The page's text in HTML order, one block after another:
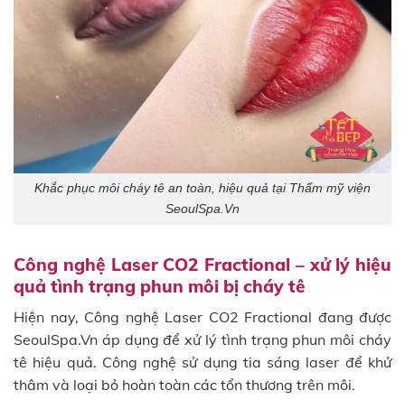
Khắc phục môi cháy tê an toàn, hiệu quả tại Thẩm mỹ viện
SeoulSpa.Vn
Công nghệ Laser CO2 Fractional – xử lý hiệu
quả tình trạng phun môi bị cháy tê
Hiện nay, Công nghệ Laser CO2 Fractional đang được
SeoulSpa.Vn áp dụng để xử lý tình trạng phun môi cháy
tê hiệu quả. Công nghệ sử dụng tia sáng laser để khử
thâm và loại bỏ hoàn toàn các tổn thương trên môi.